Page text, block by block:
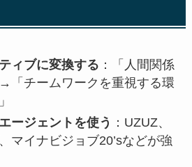
ィブに変換する ：「人間関係
「チームワークを重視する環
ージェントを使う ：UZUZ、
マイナビジョブ20’sなどが強